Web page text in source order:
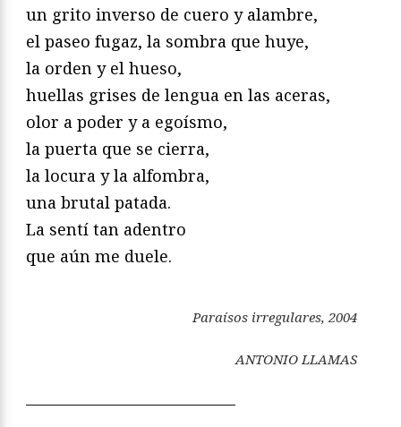
un grito inverso de cuero y alambre,
el paseo fugaz, la sombra que huye,
la orden y el hueso,
huellas grises de lengua en las aceras,
olor a poder y a egoísmo,
la puerta que se cierra,
la locura y la alfombra,
una brutal patada.
La sentí tan adentro
que aún me duele.
Paraísos irregulares, 2004
ANTONIO LLAMAS
—————————————